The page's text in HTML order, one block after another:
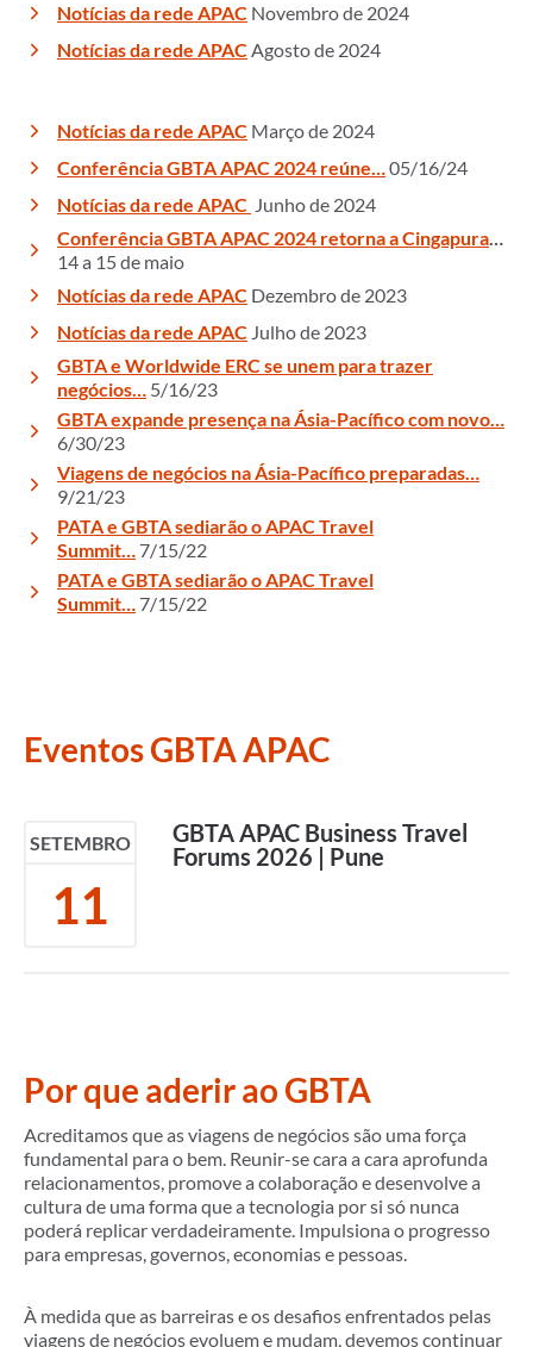
Notícias da rede APAC Novembro de 2024
Notícias da rede APACAgosto de 2024
Notícias da rede APAC Março de 2024
Conferência GBTA APAC 2024 reúne…05/16/24
Notícias da rede APAC Junho de 2024
Conferência GBTA APAC 2024 retorna a Cingapura…
14 a 15 de maio
Notícias da rede APAC Dezembro de 2023
Notícias da rede APAC Julho de 2023
GBTA e Worldwide ERC se unem para trazer
negócios… 5/16/23
GBTA expande presença na Ásia-Pacífico com novo…
6/30/23
Viagens de negócios na Ásia-Pacífico preparadas…
9/21/23
PATA e GBTA sediarão o APAC Travel
Summit… 7/15/22
PATA e GBTA sediarão o APAC Travel
Summit… 7/15/22
Eventos GBTA APAC
SETEMBRO
11
GBTA APAC Business Travel
Forums 2026 | Pune
Por que aderir ao GBTA
Acreditamos que as viagens de negócios são uma força
fundamental para o bem. Reunir-se cara a cara aprofunda
relacionamentos, promove a colaboração e desenvolve a
cultura de uma forma que a tecnologia por si só nunca
poderá replicar verdadeiramente. Impulsiona o progresso
para empresas, governos, economias e pessoas.
À medida que as barreiras e os desafios enfrentados pelas
viagens de negócios evoluem e mudam, devemos continuar